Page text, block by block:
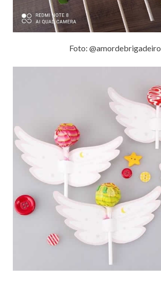
Foto: @amordebrigadeiro